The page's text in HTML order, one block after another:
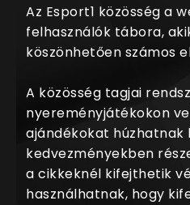
Az Esport1 közösség a
felhasználók tábora,
köszönhetően számos
A közösség tagjai
nyereményjátékokon
ajándékokat húzhatnak
kedvezményekben
a cikkeknél kifejthetik
használhatnak, hogy